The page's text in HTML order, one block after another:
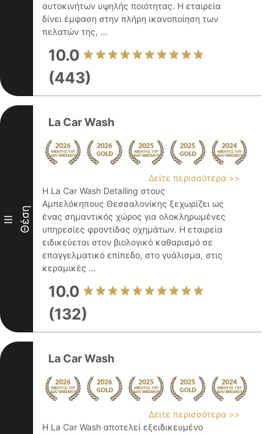
αυτοκινήτων υψηλής ποιότητας. Η εταιρεία
δίνει έμφαση στην πλήρη ικανοποίηση των
πελατών της, ...
10.0
(443)
III Θέση
La Car Wash
Δείτε περισσότερα >>
Η La Car Wash Detailing στους
Αμπελόκηπους Θεσσαλονίκης ξεχωρίζει ως
ένας σημαντικός χώρος για ολοκληρωμένες
υπηρεσίες φροντίδας οχημάτων. Η εταιρεία
ειδικεύεται στον βιολογικό καθαρισμό σε
επαγγελματικό επίπεδο, στο γυάλισμα, στις
κεραμικές ...
10.0
(132)
La Car Wash
Δείτε περισσότερα >>
Η La Car Wash αποτελεί εξειδικευμένο